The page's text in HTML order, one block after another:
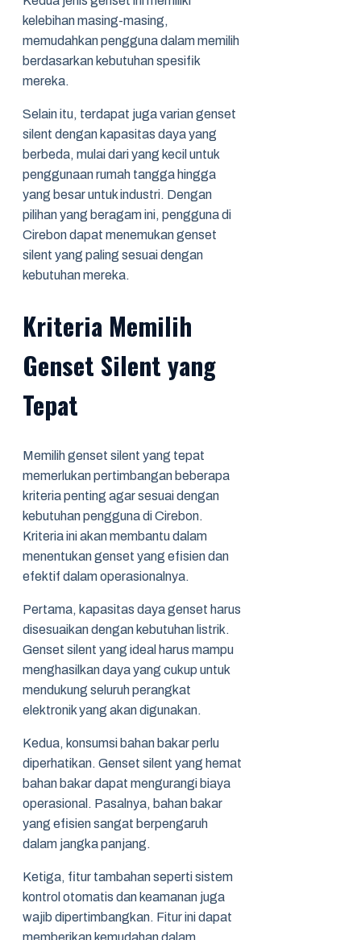
kelebihan masing-masing,
memudahkan pengguna dalam memilih
berdasarkan kebutuhan spesifik
mereka.
Selain itu, terdapat juga varian genset
silent dengan kapasitas daya yang
berbeda, mulai dari yang kecil untuk
penggunaan rumah tangga hingga
yang besar untuk industri. Dengan
pilihan yang beragam ini, pengguna di
Cirebon dapat menemukan genset
silent yang paling sesuai dengan
kebutuhan mereka.
Kriteria Memilih
Genset Silent yang
Tepat
Memilih genset silent yang tepat
memerlukan pertimbangan beberapa
kriteria penting agar sesuai dengan
kebutuhan pengguna di Cirebon.
Kriteria ini akan membantu dalam
menentukan genset yang efisien dan
efektif dalam operasionalnya.
Pertama, kapasitas daya genset harus
disesuaikan dengan kebutuhan listrik.
Genset silent yang ideal harus mampu
menghasilkan daya yang cukup untuk
mendukung seluruh perangkat
elektronik yang akan digunakan.
Kedua, konsumsi bahan bakar perlu
diperhatikan. Genset silent yang hemat
bahan bakar dapat mengurangi biaya
operasional. Pasalnya, bahan bakar
yang efisien sangat berpengaruh
dalam jangka panjang.
Ketiga, fitur tambahan seperti sistem
kontrol otomatis dan keamanan juga
wajib dipertimbangkan. Fitur ini dapat
memberikan kemudahan dalam